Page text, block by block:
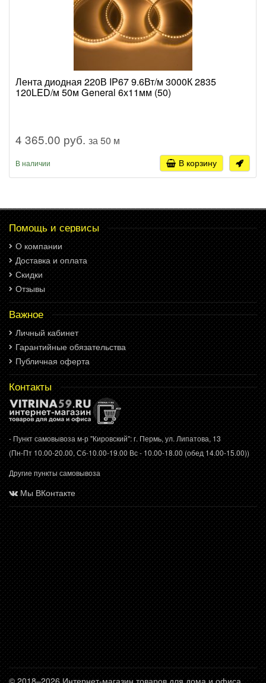
Лента диодная 220В IP67 9.6Вт/м 3000К 2835
120LED/м 50м General 6х11мм (50)
4 365.00 руб. за 50 м
В наличии В корзину
Помощь и сервисы
О компании
Доставка и оплата
Скидки
Отзывы
Важное
Личный кабинет
Гарантийные обязательства
Публичная оферта
Контакты
- Пункт самовывоза м-р "Кировский": г. Пермь, ул. Липатова, 13
(Пн-Пт 10.00-20.00, Сб-10.00-19.00 Вс - 10.00-18.00 (обед 14.00-15.00))
Другие пункты самовывоза
Мы ВКонтакте
© 2018–2026 Интернет-магазин товаров для дома и офиса